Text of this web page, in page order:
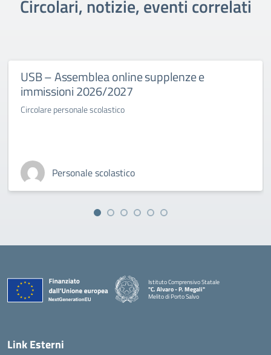
Circolari, notizie, eventi correlati
USB – Assemblea online supplenze e
immissioni 2026/2027
Circolare personale scolastico
Personale scolastico
Istituto Comprensivo Statale
"C. Alvaro - P. Megali"
Melito di Porto Salvo
Link Esterni